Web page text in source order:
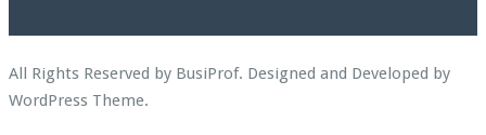
All Rights Reserved by BusiProf. Designed and Developed by
WordPress Theme.